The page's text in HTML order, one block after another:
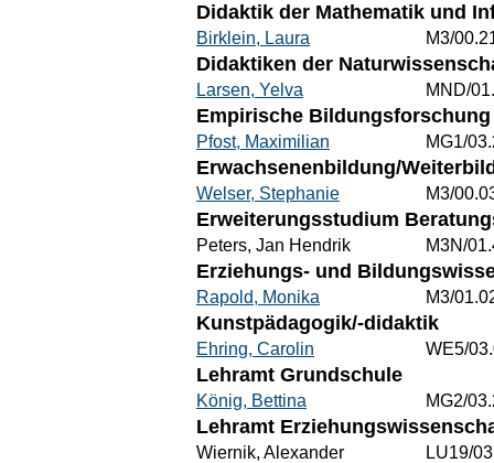
Didaktik der Mathematik und
Birklein, Laura M3/
Didaktiken der
Larsen, Yelva MND/
Empirische Bildungsforschung
Pfost, Maximilian MG1/
Erwachsenenbildung/
Welser, Stephanie M3/
Erweiterungsstudium
Peters, Jan Hendrik M3N/
Erziehungs- und
Rapold, Monika M3/
Kunstpädagogik/-didaktik
Ehring, Carolin WE5/
Lehramt Grundschule
König, Bettina MG2/
Lehramt
Wiernik, Alexander
LU19/